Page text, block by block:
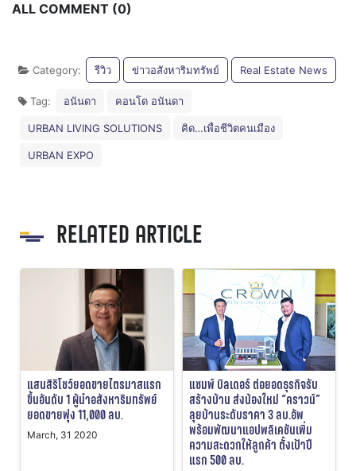
ALL COMMENT (0)
Category: รีวิว ข่าวอสังหาริมทรัพย์ Real Estate News
Tag: อนันดา คอนโด อนันดา
URBAN LIVING SOLUTIONS คิด…เพื่อชีวิตคนเมือง
URBAN EXPO
RELATED ARTICLE
แสนสิริโชว์ยอดขายไตรมาสแรก
ขึ้นอันดับ 1 ผู้นำอสังหาริมทรัพย์
ยอดขายพุ่ง 11,000 ลบ.
March, 31 2020
แซมพ์ บิลเดอร์ ต่อยอดธุรกิจรับ
สร้างบ้าน ส่งน้องใหม่ “คราวน์”
ลุยบ้านระดับราคา 3 ลบ.อัพ
พร้อมพัฒนาแอปพลิเคชันเพิ่ม
ความสะดวกให้ลูกค้า ตั้งเป้าปี
แรก 500 ลบ.